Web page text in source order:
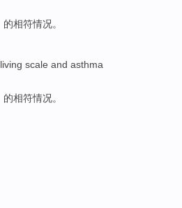
的相符情况。
living scale and asthma
的相符情况。